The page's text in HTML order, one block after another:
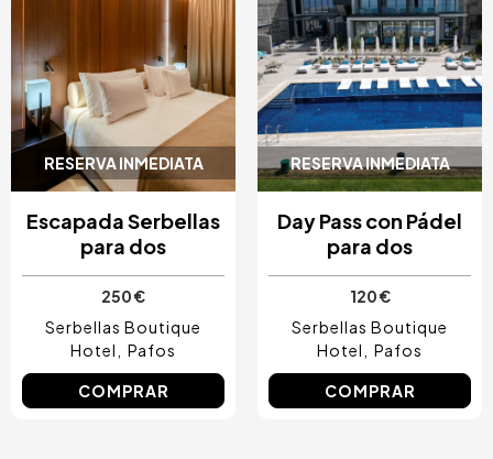
RESERVA INMEDIATA
Escapada Serbellas
para dos
250 €
Serbellas Boutique
Hotel
Pafos
COMPRAR
RESERVA INMEDIATA
Day Pass con Pádel
para dos
120 €
Serbellas Boutique
Hotel
Pafos
COMPRAR